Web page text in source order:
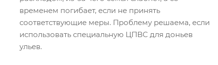
временем погибает, если не принять
соответствующие меры. Проблему решаема, если
использовать специальную ЦПВС для доньев
ульев.